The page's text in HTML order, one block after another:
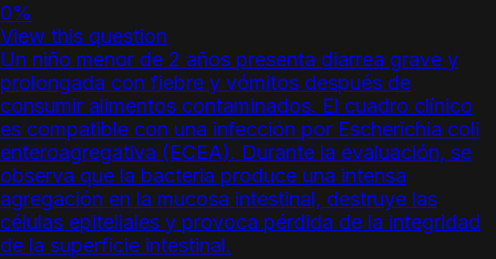
0%
View this question
Un niño menor de 2 años presenta diarrea grave y
prolongada con fiebre y vómitos después de
consumir alimentos contaminados. El cuadro clínico
es compatible con una infección por Escherichia coli
enteroagregativa (ECEA). Durante la evaluación, se
observa que la bacteria produce una intensa
agregación en la mucosa intestinal, destruye las
células epiteliales y provoca pérdida de la integridad
de la superficie intestinal.